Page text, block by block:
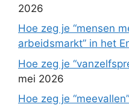
2026
Hoe zeg je “mensen
arbeidsmarkt” in het
Hoe zeg je
mei 2026
Hoe zeg je